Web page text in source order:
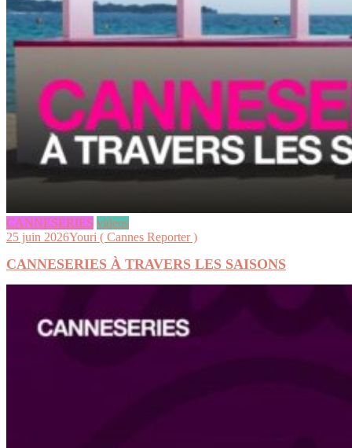
CANNESERIES videos
25 juin 2026Youri ( Cannes Reporter )
CANNESERIES À TRAVERS LES SAISONS